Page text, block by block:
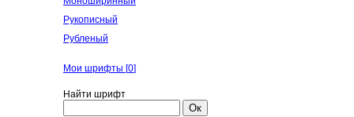
Рукописный
Рубленый
Мои шрифты [0]
Найти шрифт
Ок